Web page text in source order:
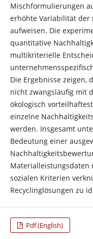
Mischformulierungen
erhöhte Variabilität der
aufweisen. Die
quantitative
multikriterielle
Die Ergebnisse zeigen,
nicht zwangsläufig mit
ökologisch
einzelne
werden. Insgesamt
Bedeutung einer
Materialleistungsdaten
sozialen Kriterien
Recyclinglösungen zu
Pdf (English)